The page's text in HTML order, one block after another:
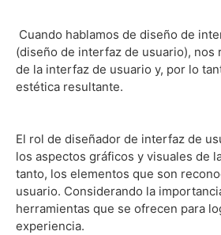
Cuando hablamos de diseño de
(diseño de interfaz de usuario), nos
de la interfaz de usuario y, por lo
estética resultante.
El rol de diseñador de interfaz de
los aspectos gráficos y visuales de
tanto, los elementos que son
usuario. Considerando la
herramientas que se ofrecen para
experiencia.